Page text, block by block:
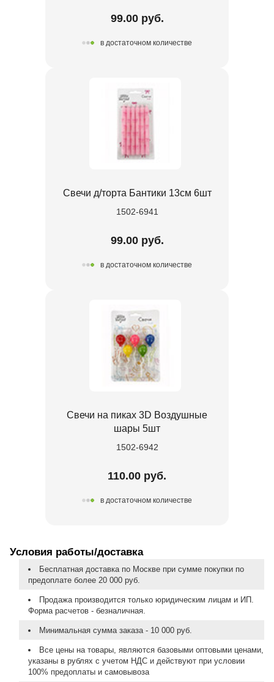
99.00 руб.
в достаточном количестве
Свечи д/торта Бантики 13см 6шт
1502-6941
99.00 руб.
в достаточном количестве
Свечи на пиках 3D Воздушные
шары 5шт
1502-6942
110.00 руб.
в достаточном количестве
Условия работы/доставка
Бесплатная доставка по Москве при сумме покупки по
предоплате более 20 000 руб.
Продажа производится только юридическим лицам и ИП.
Форма расчетов - безналичная.
Минимальная сумма заказа - 10 000 руб.
Все цены на товары, являются базовыми оптовыми ценами,
указаны в рублях с учетом НДС и действуют при условии
100% предоплаты и самовывоза